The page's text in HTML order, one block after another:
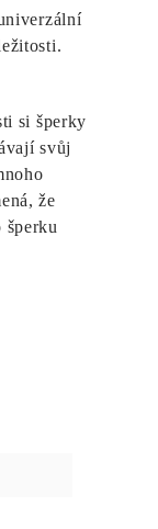
si šperky
svůj
že
šperku